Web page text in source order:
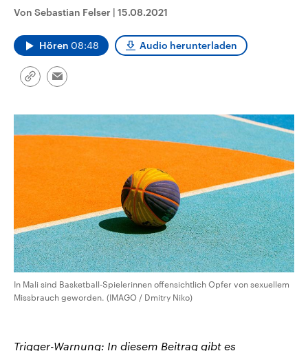
Wahl.
Von Sebastian Felser | 15.08.2021
Hören 08:48 Audio herunterladen
Link
Email
In Mali sind Basketball-Spielerinnen offensichtlich Opfer von sexuellem
Missbrauch geworden. (IMAGO / Dmitry Niko)
Trigger-Warnung: In diesem Beitrag gibt es